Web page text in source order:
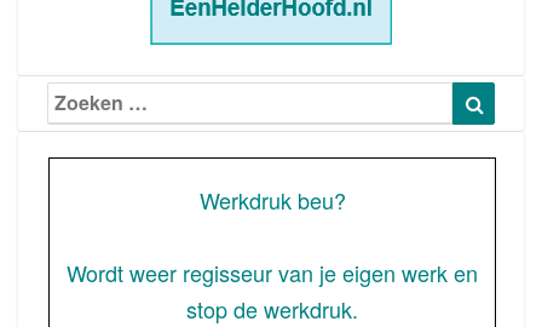
Zoeken
naar:
Werkdruk beu?
Wordt weer regisseur van je eigen werk en
stop de werkdruk.